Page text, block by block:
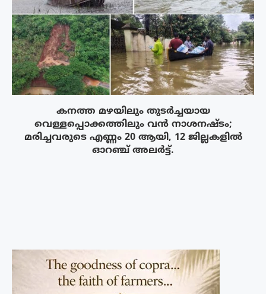
കനത്ത മഴയിലും തുടർച്ചയായ
വെള്ളപ്പൊക്കത്തിലും വൻ നാശനഷ്ടം;
മരിച്ചവരുടെ എണ്ണം 20 ആയി, 12 ജില്ലകളിൽ
ഓറഞ്ച് അലർട്ട്.